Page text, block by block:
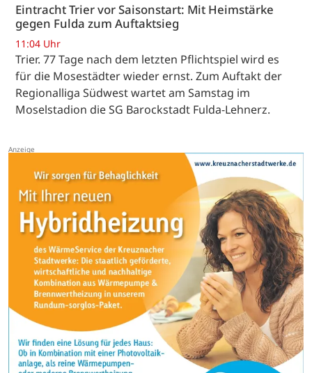
Eintracht Trier vor Saisonstart: Mit Heimstärke
gegen Fulda zum Auftaktsieg
11:04 Uhr
Trier. 77 Tage nach dem letzten Pflichtspiel wird es
für die Mosestädter wieder ernst. Zum Auftakt der
Regionalliga Südwest wartet am Samstag im
Moselstadion die SG Barockstadt Fulda-Lehnerz.